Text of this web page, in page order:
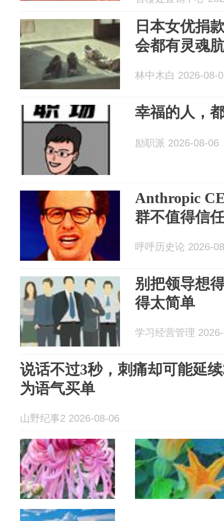
日本女优捐
会都有灵魂
林中木白 2026-08-
幸福的人，
励职派 2026-08-06
Anthropic
群不值得信
呼呼历史论 2026-
别把领导想
得太简单
学习经营管理
说话不过3秒，刺痛却可能延
为语气买单
山野纪事2 2026-08-06